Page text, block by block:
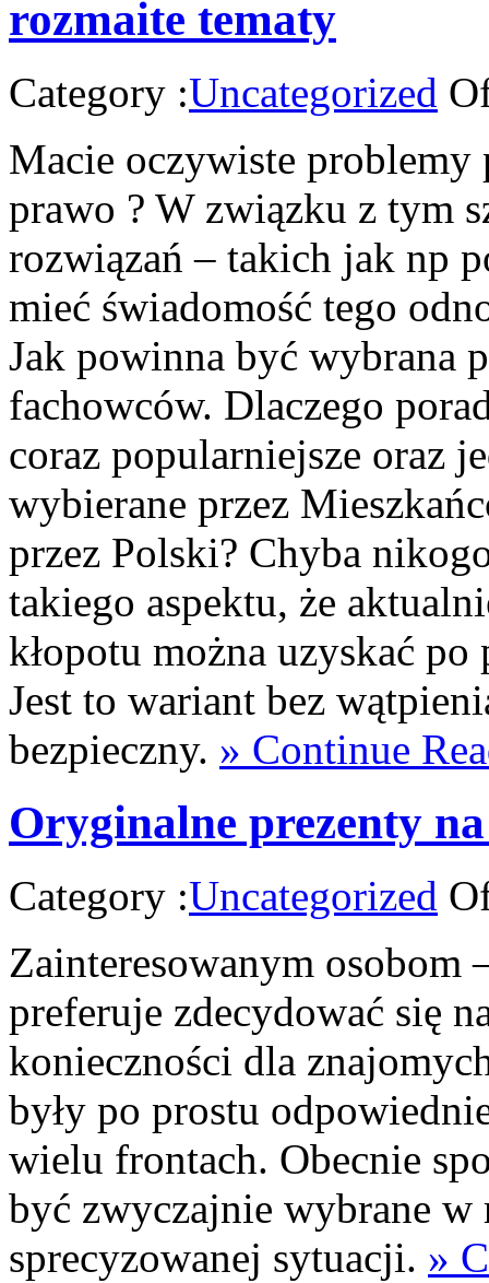
rozmaite tematy
Category :Uncategorized
Macie oczywiste problemy
prawo ? W związku z tym
rozwiązań – takich jak np
mieć świadomość tego
Jak powinna być wybrana
fachowców. Dlaczego
coraz popularniejsze oraz
wybierane przez
przez Polski? Chyba
takiego aspektu, że
kłopotu można uzyskać
Jest to wariant bez
bezpieczny. » Continue
Oryginalne prezenty
Category :Uncategorized
Zainteresowanym osobom
preferuje zdecydować się
konieczności dla
były po prostu
wielu frontach. Obecnie
być zwyczajnie wybrane w
sprecyzowanej sytuacji. »